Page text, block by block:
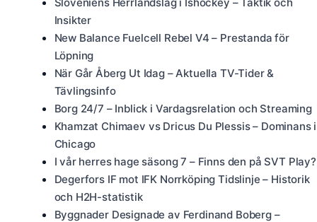
Insikter
New Balance Fuelcell Rebel V4 – Prestanda för
Löpning
När Går Åberg Ut Idag – Aktuella TV-Tider &
Tävlingsinfo
Borg 24/7 – Inblick i Vardagsrelation och Streaming
Khamzat Chimaev vs Dricus Du Plessis – Dominans i
Chicago
I vår herres hage säsong 7 – Finns den på SVT Play?
Degerfors IF mot IFK Norrköping Tidslinje – Historik
och H2H-statistik
Byggnader Designade av Ferdinand Boberg –